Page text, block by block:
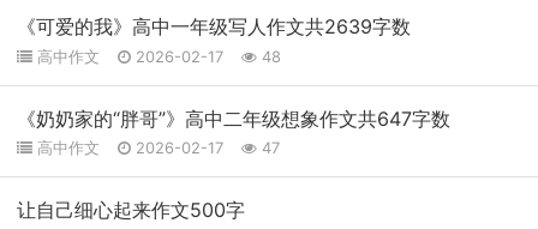
《可爱的我》高中一年级写人作文共2639字数
高中作文 2026-02-17 48
《奶奶家的“胖哥”》高中二年级想象作文共647字数
高中作文 2026-02-17 47
让自己细心起来作文500字